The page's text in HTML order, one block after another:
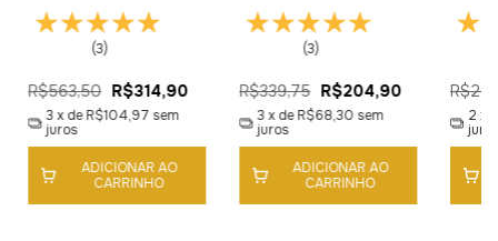
(3)
R$563,50 R$314,90
3x deR$104,97 sem
juros
ADICIONAR AO
CARRINHO
(3)
R$339,75 R$204,90
3 x deR$68,30 sem
juros
ADICIONAR AO
CARRINHO
2 x